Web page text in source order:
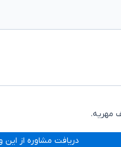
مهریه.
دریافت مشاوره از این